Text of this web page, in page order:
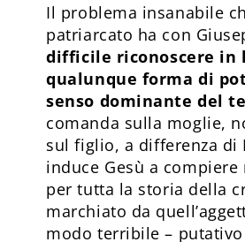
Il problema insanabile
patriarcato ha con
difficile riconoscere in
qualunque forma di
senso dominante del
comanda sulla moglie,
sul figlio, a differenza di
induce Gesù a
per tutta la storia della
marchiato da
modo terribile – putativo